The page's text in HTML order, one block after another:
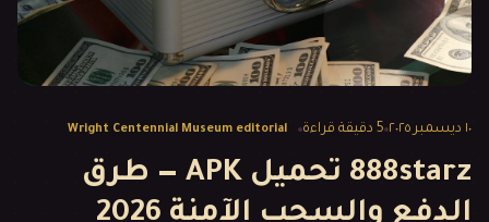
١٠ ديسمبر ٢٠٢٥ 5 دقيقة قراءة Wright Centennial Museum editorial
888starz تحميل APK — طرق
الدفع والسحب الآمنة 2026